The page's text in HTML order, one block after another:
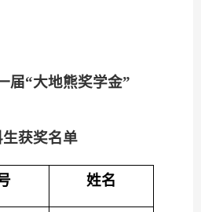
届“大地熊奖学金”
获奖名单
姓名